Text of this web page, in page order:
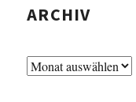
ARCHIV
Archiv